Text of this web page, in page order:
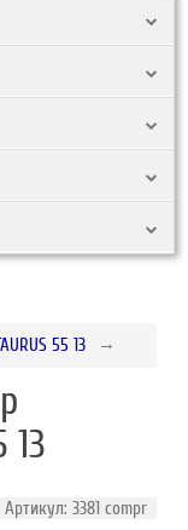
55 13
13
Артикул: 3381 compr